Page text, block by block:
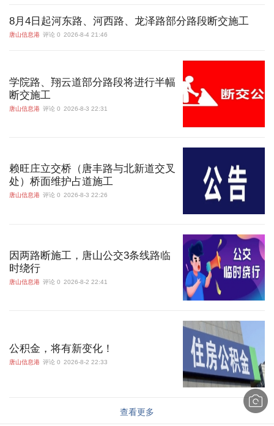
8月4日起河东路、河西路、龙泽路部分路段断交施工
唐山信息港 评论 0 2026-8-4 21:46
学院路、翔云道部分路段将进行半幅
断交施工
唐山信息港 评论 0 2026-8-3 22:31
赖旺庄立交桥（唐丰路与北新道交叉
处）桥面维护占道施工
唐山信息港 评论 0 2026-8-3 22:26
因两路断施工，唐山公交3条线路临
时绕行
唐山信息港 评论 0 2026-8-2 22:41
公积金，将有新变化！
唐山信息港 评论 0 2026-8-2 22:33
查看更多